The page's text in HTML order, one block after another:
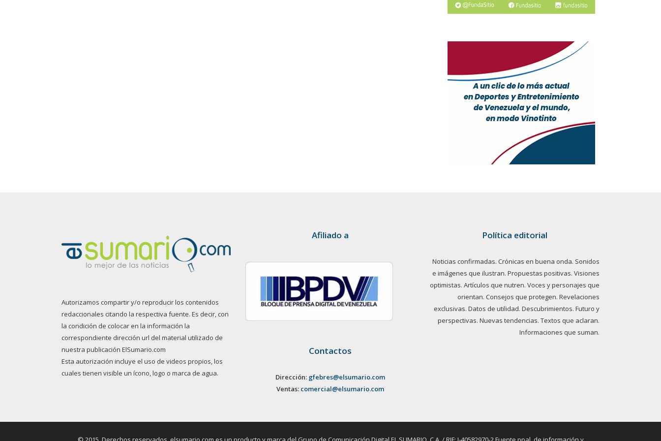
Autorizamos compartir y/o reproducir los contenidos
redaccionales citando la respectiva fuente. Es decir, con
la condición de colocar en la información la
correspondiente dirección url del material utilizado de
nuestra publicación ElSumario.com
Esta autorización incluye el uso de videos propios, los
cuales tienen visible un ícono, logo o marca de agua.
Afiliado a
Contactos
Dirección: gfebres@elsumario.com
Ventas: comercial@elsumario.com
Política editorial
Noticias confirmadas. Crónicas en buena onda. Sonidos
e imágenes que ilustran. Propuestas positivas. Visiones
optimistas. Artículos que nutren. Voces y personajes que
orientan. Consejos que protegen. Revelaciones
exclusivas. Datos de utilidad. Descubrimientos. Futuro y
perspectivas. Nuevas tendencias. Textos que aclaran.
Informaciones que suman.